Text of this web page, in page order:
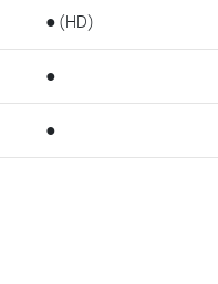
● (HD)
●
●